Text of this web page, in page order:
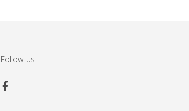
Follow us